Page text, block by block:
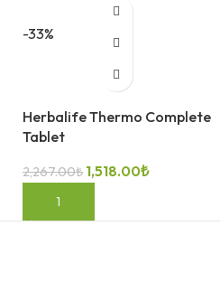
-33%
Herbalife Thermo Complete
Tablet
2,267.00₺ 1,518.00₺
SEPETE EKLE